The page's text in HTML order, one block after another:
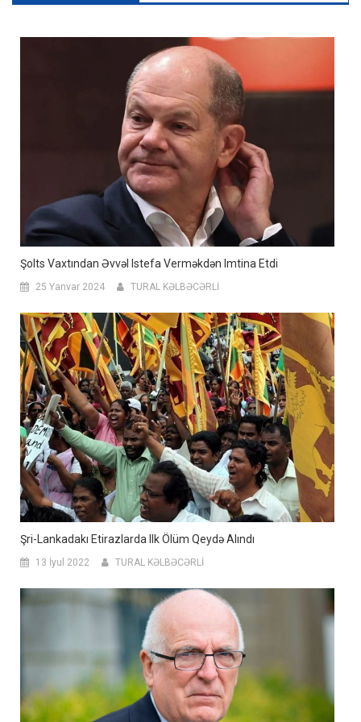
Şolts Vaxtından Əvvəl Istefa Verməkdən Imtina Etdi
25 Yanvar 2024 TURAL KƏLBƏCƏRLİ
Şri-Lankadakı Etirazlarda Ilk Ölüm Qeydə Alındı
13 İyul 2022 TURAL KƏLBƏCƏRLİ